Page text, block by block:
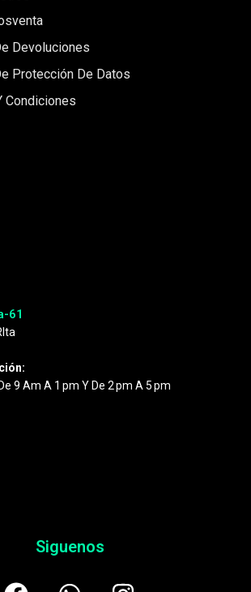
Devoluciones
Protección De Datos
Condiciones
61
9 Am A 1 Pm Y De 2 Pm A 5 Pm
Siguenos